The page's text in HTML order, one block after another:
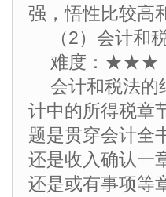
强，悟性比较高
（2）会计和
难度：
会计和税法的
计中的所得税章
题是贯穿会计全
还是收入确认一
还是或有事项等